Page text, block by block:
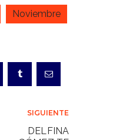
Noviembre
SIGUIENTE
DELFINA